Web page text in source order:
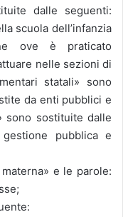
dalle seguenti:
scuola dell’infanzia
ove è praticato
nelle sezioni di
statali» sono
da enti pubblici e
sono sostituite dalle
pubblica e
e le parole: